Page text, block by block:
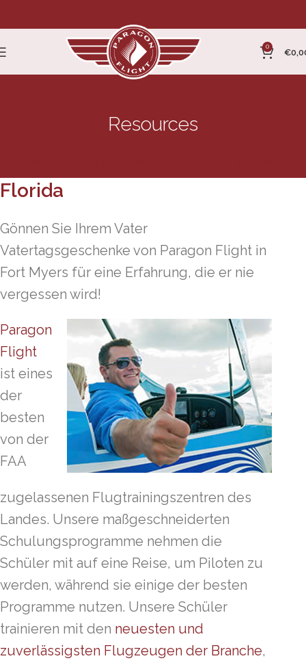
0
€
Resources
Florida
Gönnen Sie Ihrem Vater
Vatertagsgeschenke von Paragon Flight in
Fort Myers für eine Erfahrung, die er nie
vergessen wird!
Paragon
Flight
ist eines
der
besten
von der
FAA
zugelassenen Flugtrainingszentren des
Landes. Unsere maßgeschneiderten
Schulungsprogramme nehmen die
Schüler mit auf eine Reise, um Piloten zu
werden, während sie einige der besten
Programme nutzen. Unsere Schüler
trainieren mit den neuesten und
zuverlässigsten Flugzeugen der Branche,